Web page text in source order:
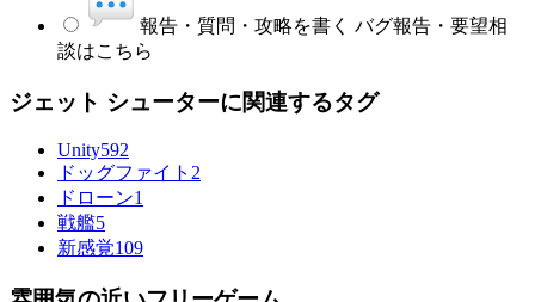
報告・質問・攻略を書く バグ報告・要望相
談はこちら
ジェット シューターに関連するタグ
Unity592
ドッグファイト 2
ドローン1
戦艦5
新感覚109